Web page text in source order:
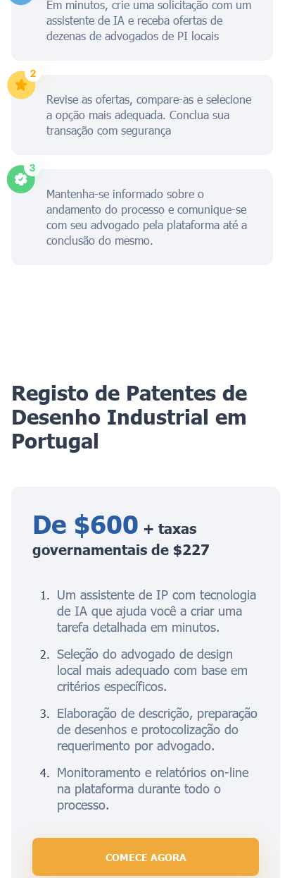
Em minutos, crie uma solicitação com um
assistente de IA e receba ofertas de
dezenas de advogados de PI locais
Revise as ofertas, compare-as e selecione
a opção mais adequada. Conclua sua
transação com segurança
Mantenha-se informado sobre o
andamento do processo e comunique-se
com seu advogado pela plataforma até a
conclusão do mesmo.
Registo de Patentes de
Desenho Industrial em
Portugal
De $600 + taxas
governamentais de $227
Um assistente de IP com tecnologia
de IA que ajuda você a criar uma
tarefa detalhada em minutos.
Seleção do advogado de design
local mais adequado com base em
critérios específicos.
Elaboração de descrição, preparação
de desenhos e protocolização do
requerimento por advogado.
Monitoramento e relatórios on-line
na plataforma durante todo o
processo.
COMECE AGORA